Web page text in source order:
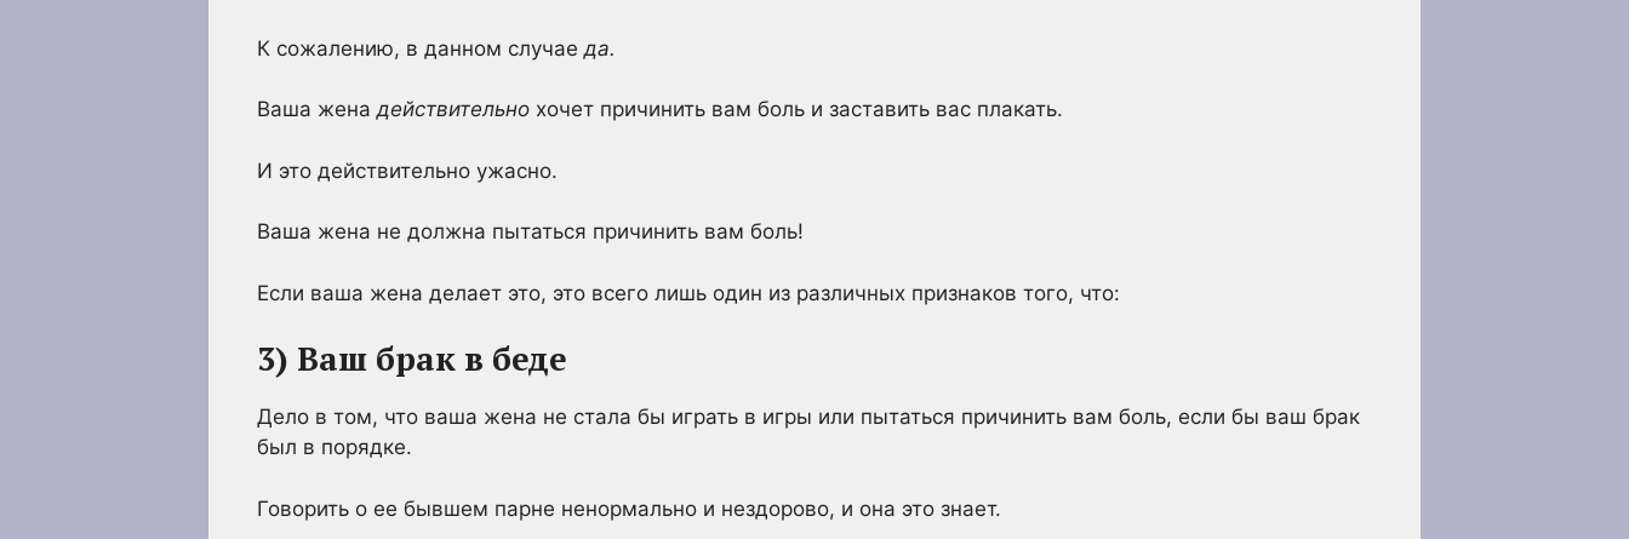
К сожалению, в данном случае да.
Ваша женадействительно хочет причинить вам боль и заставить вас плакать.
И это действительно ужасно.
Ваша жена не должна пытаться причинить вам боль!
Если ваша жена делает это, это всего лишь один из различных признаков того, что:
3) Ваш брак в беде
Дело в том, что ваша жена не стала бы играть в игры или пытаться причинить вам боль, если бы ваш брак
был в порядке.
Говорить о ее бывшем парне ненормально и нездорово, и она это знает.